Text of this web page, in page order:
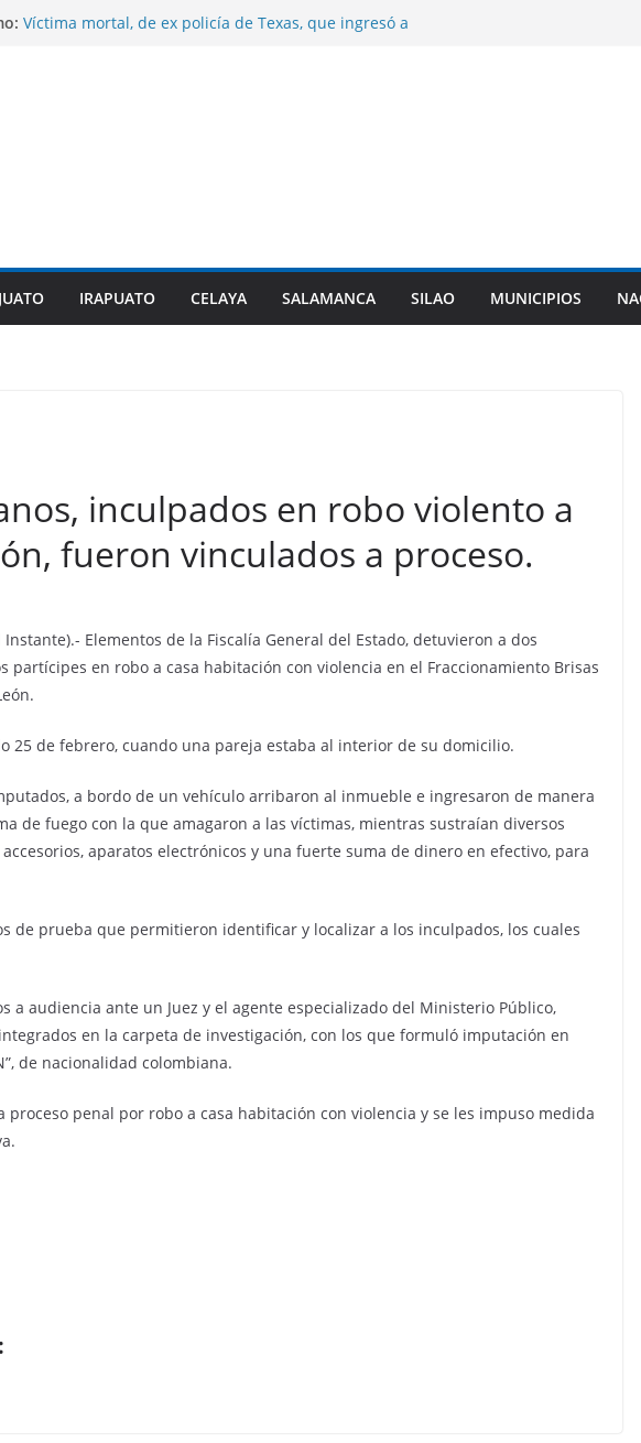
Víctima mortal, de ex policía de Texas, que ingresó a
IRAPUATO CELAYA SALAMANCA SILAO MUNICIPIOS
inculpados en robo violento a
fueron vinculados a proceso.
Instante).- Elementos de la Fiscalía General del Estado, detuvieron a dos
partícipes en robo a casa habitación con violencia en el Fraccionamiento Brisas
25 de febrero, cuando una pareja estaba al interior de su domicilio.
a bordo de un vehículo arribaron al inmueble e ingresaron de manera
de fuego con la que amagaron a las víctimas, mientras sustraían diversos
aparatos electrónicos y una fuerte suma de dinero en efectivo, para
de prueba que permitieron identificar y localizar a los inculpados, los cuales
a audiencia ante un Juez y el agente especializado del Ministerio Público,
en la carpeta de investigación, con los que formuló imputación en
de nacionalidad colombiana.
proceso penal por robo a casa habitación con violencia y se les impuso medida